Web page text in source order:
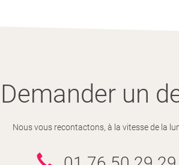
Demander un
Nous vous recontactons, à la vitesse de la